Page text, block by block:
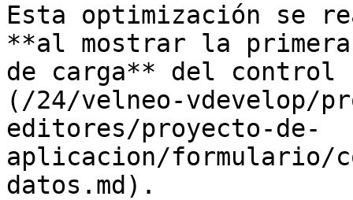
Esta optimización se
**al mostrar la
de carga** del
(/24/velneo-vdevelop/
editores/proyecto-de-
aplicacion/formulario/
datos.md).